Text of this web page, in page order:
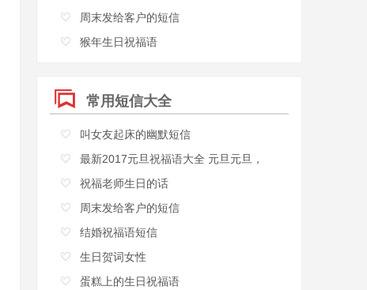
周末发给客户的短信
猴年生日祝福语
常用短信大全
叫女友起床的幽默短信
最新2017元旦祝福语大全 元旦元旦，
祝福老师生日的话
周末发给客户的短信
结婚祝福语短信
生日贺词女性
蛋糕上的生日祝福语